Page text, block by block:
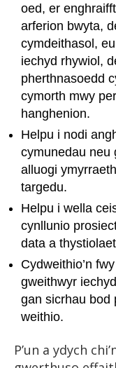
oed, er
arferion bwyta,
cymdeithasol,
iechyd rhywiol,
pherthnasoedd
cymorth mwy
hanghenion.
Helpu i nodi
cymunedau neu
alluogi
targedu.
Helpu i wella
cynllunio
data a
Cydweithio’n
gweithwyr
gan sicrhau bod
weithio.
P’un a ydych